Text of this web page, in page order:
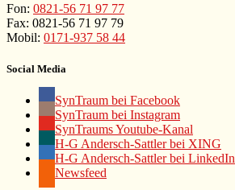
Fon: 0821-56 71 97 77
Fax: 0821-56 71 97 79
Mobil: 0171-937 58 44
Social Media
SynTraum bei Facebook
SynTraum bei Instagram
SynTraums Youtube-Kanal
H-G Andersch-Sattler bei XING
H-G Andersch-Sattler bei LinkedIn
Newsfeed